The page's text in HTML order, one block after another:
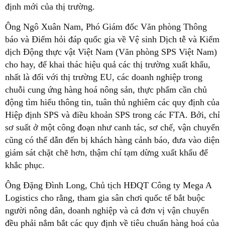
định mới của thị trường.
Ông Ngô Xuân Nam, Phó Giám đốc Văn phòng Thông
báo và Điểm hỏi đáp quốc gia về Vệ sinh Dịch tễ và Kiểm
dịch Động thực vật Việt Nam (Văn phòng SPS Việt Nam)
cho hay, để khai thác hiệu quả các thị trường xuất khẩu,
nhất là đối với thị trường EU, các doanh nghiệp trong
chuỗi cung ứng hàng hoá nông sản, thực phẩm cần chủ
động tìm hiểu thông tin, tuân thủ nghiêm các quy định của
Hiệp định SPS và điều khoản SPS trong các FTA. Bởi, chỉ
sơ suất ở một công đoạn như canh tác, sơ chế, vận chuyển
cũng có thể dẫn đến bị khách hàng cảnh báo, đưa vào diện
giám sát chặt chẽ hơn, thậm chí tạm dừng xuất khẩu để
khắc phục.
Ông Đặng Đình Long, Chủ tịch HĐQT Công ty Mega A
Logistics cho rằng, tham gia sân chơi quốc tế bắt buộc
người nông dân, doanh nghiệp và cả đơn vị vận chuyển
đều phải nắm bắt các quy định về tiêu chuẩn hàng hoá của